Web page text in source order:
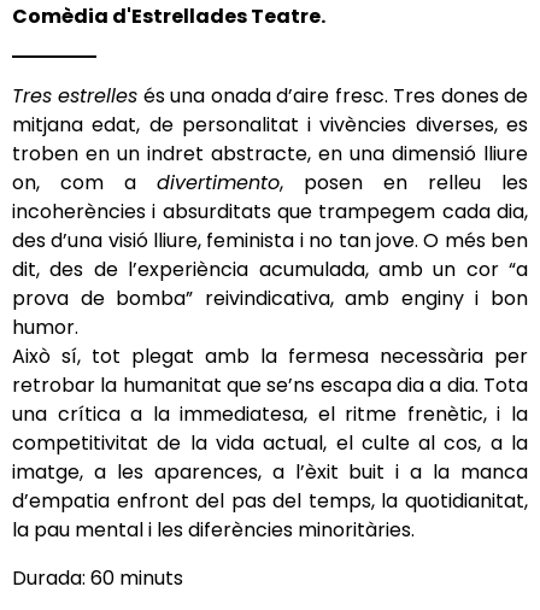
Comèdia d'Estrellades Teatre.
Tres estrelles és una onada d’aire fresc. Tres dones de
mitjana edat, de personalitat i vivències diverses, es
troben en un indret abstracte, en una dimensió lliure
on, com a divertimento, posen en relleu les
incoherències i absurditats que trampegem cada dia,
des d’una visió lliure, feminista i no tan jove. O més ben
dit, des de l’experiència acumulada, amb un cor “a
prova de bomba” reivindicativa, amb enginy i bon
humor.
Això sí, tot plegat amb la fermesa necessària per
retrobar la humanitat que se’ns escapa dia a dia. Tota
una crítica a la immediatesa, el ritme frenètic, i la
competitivitat de la vida actual, el culte al cos, a la
imatge, a les aparences, a l’èxit buit i a la manca
d’empatia enfront del pas del temps, la quotidianitat,
la pau mental i les diferències minoritàries.
Durada: 60 minuts